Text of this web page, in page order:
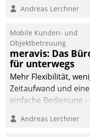
Mieter wohlgeordnet
Andreas Lerchner
Mobile Kunden- und
Objektbetreuung
meravis: Das
für unterwegs
Mehr Flexibilität,
Zeitaufwand und eine
einfache Bedienung -
Cockpit für mobile
Andreas Lerchner